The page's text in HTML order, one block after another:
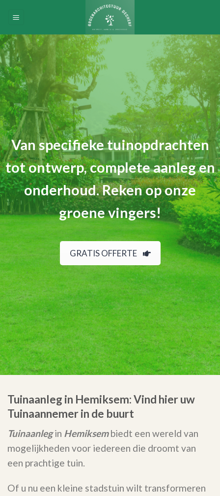
Van specifieke tuinopdrachten
tot ontwerp, complete aanleg en
onderhoud. Reken op onze
groene vingers!
GRATIS OFFERTE
Tuinaanleg in Hemiksem: Vind hier uw
Tuinaannemer in de buurt
Tuinaanlegin Hemiksembiedt een wereld van
mogelijkheden voor iedereen die droomt van
een prachtige tuin.
Of u nu een kleine stadstuin wilt transformeren